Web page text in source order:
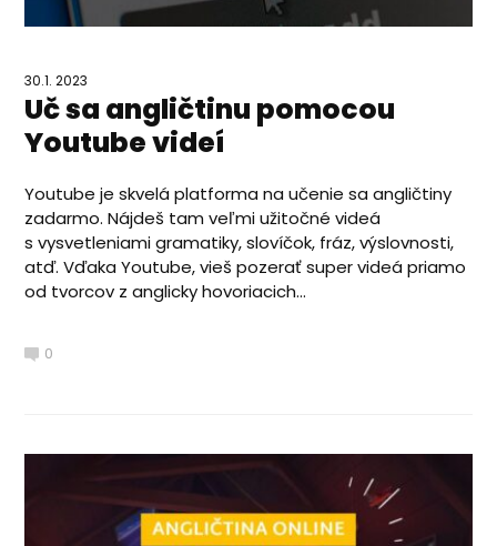
30.1. 2023
Uč sa angličtinu pomocou
Youtube videí
Youtube je skvelá platforma na učenie sa angličtiny
zadarmo. Nájdeš tam veľmi užitočné videá
s vysvetleniami gramatiky, slovíčok, fráz, výslovnosti,
atď. Vďaka Youtube, vieš pozerať super videá priamo
od tvorcov z anglicky hovoriacich...
0